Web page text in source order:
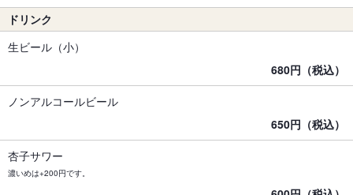
ドリンク
生ビール（小）
680円（税込）
ノンアルコールビール
650円（税込）
杏子サワー
濃いめは+200円です。